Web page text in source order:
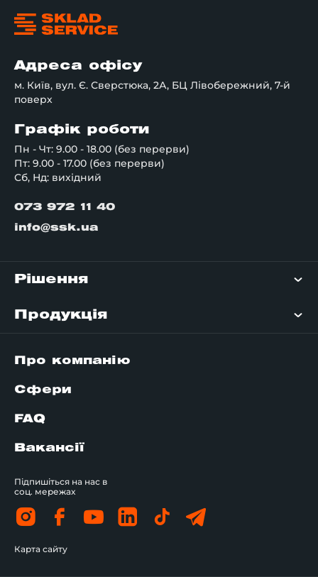
Адреса офісу
м. Київ, вул. Є. Сверстюка, 2А, БЦ Лівобережний, 7-й
поверх
Графік роботи
Пн - Чт: 9.00 - 18.00 (без перерви)
Пт: 9.00 - 17.00 (без перерви)
Сб, Нд: вихідний
073 972 11 40
info@ssk.ua
Рішення
Продукція
Про компанію
Сфери
FAQ
Вакансії
Підпишіться на нас в
соц. мережах
Карта сайту